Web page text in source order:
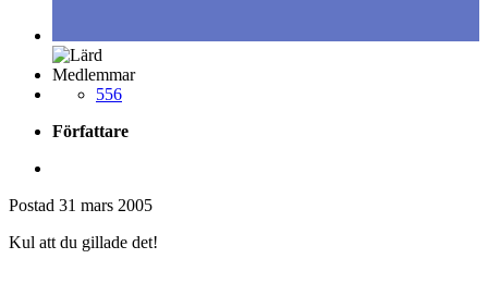
Medlemmar
556
Författare
Postad 31 mars 2005
Kul att du gillade det!